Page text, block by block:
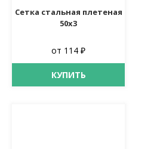
Сетка стальная плетеная
50х3
от 114 ₽
КУПИТЬ